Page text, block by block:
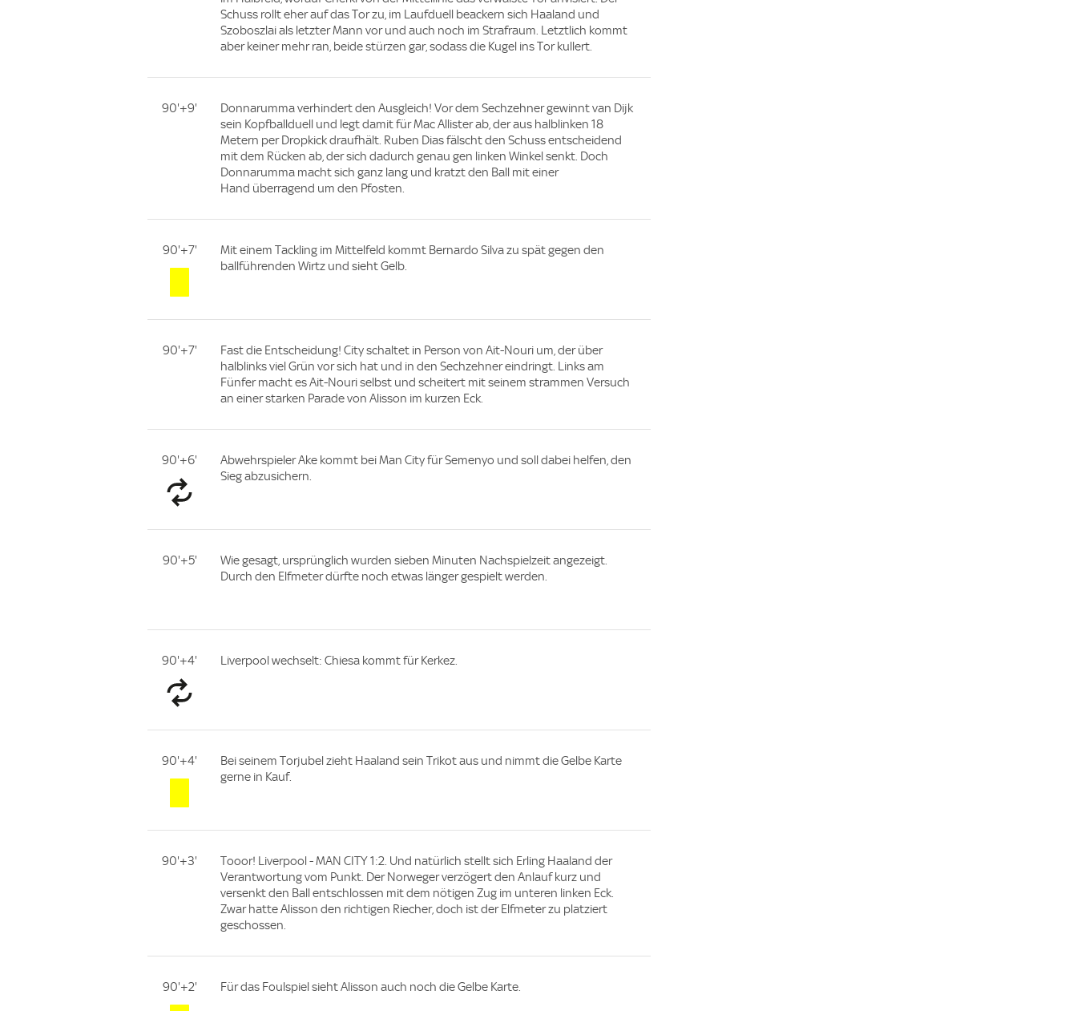
Schuss rollt eher auf das Tor zu, im Laufduell beackern sich Haaland und
Szoboszlai als letzter Mann vor und auch noch im Strafraum. Letztlich kommt
aber keiner mehr ran, beide stürzen gar, sodass die Kugel ins Tor kullert.
90'+9'
Donnarumma verhindert den Ausgleich! Vor dem Sechzehner gewinnt van Dijk
sein Kopfballduell und legt damit für Mac Allister ab, der aus halblinken 18
Metern per Dropkick draufhält. Ruben Dias fälscht den Schuss entscheidend
mit dem Rücken ab, der sich dadurch genau gen linken Winkel senkt. Doch
Donnarumma macht sich ganz lang und kratzt den Ball mit einer
Hand überragend um den Pfosten.
90'+7'
Mit einem Tackling im Mittelfeld kommt Bernardo Silva zu spät gegen den
ballführenden Wirtz und sieht Gelb.
90'+7'
Fast die Entscheidung! City schaltet in Person von Ait-Nouri um, der über
halblinks viel Grün vor sich hat und in den Sechzehner eindringt. Links am
Fünfer macht es Ait-Nouri selbst und scheitert mit seinem strammen Versuch
an einer starken Parade von Alisson im kurzen Eck.
90'+6'
Abwehrspieler Ake kommt bei Man City für Semenyo und soll dabei helfen, den
Sieg abzusichern.
90'+5'
Wie gesagt, ursprünglich wurden sieben Minuten Nachspielzeit angezeigt.
Durch den Elfmeter dürfte noch etwas länger gespielt werden.
90'+4' Liverpool wechselt: Chiesa kommt für Kerkez.
90'+4'
Bei seinem Torjubel zieht Haaland sein Trikot aus und nimmt die Gelbe Karte
gerne in Kauf.
90'+3'
Tooor! Liverpool - MAN CITY 1:2. Und natürlich stellt sich Erling Haaland der
Verantwortung vom Punkt. Der Norweger verzögert den Anlauf kurz und
versenkt den Ball entschlossen mit dem nötigen Zug im unteren linken Eck.
Zwar hatte Alisson den richtigen Riecher, doch ist der Elfmeter zu platziert
geschossen.
90'+2' Für das Foulspiel sieht Alisson auch noch die Gelbe Karte.